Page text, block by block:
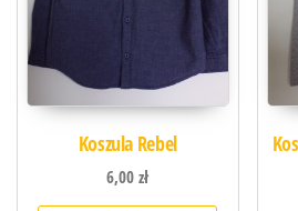
Koszula Rebel
6,00zł